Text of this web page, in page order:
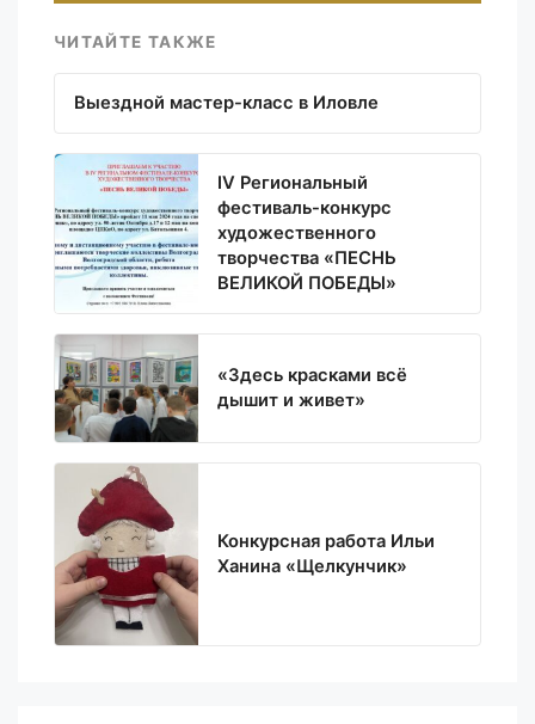
ЧИТАЙТЕ ТАКЖЕ
Выездной мастер-класс в Иловле
IV Региональный
фестиваль-конкурс
художественного
творчества «ПЕСНЬ
ВЕЛИКОЙ ПОБЕДЫ»
«Здесь красками всё
дышит и живет»
Конкурсная работа Ильи
Ханина «Щелкунчик»